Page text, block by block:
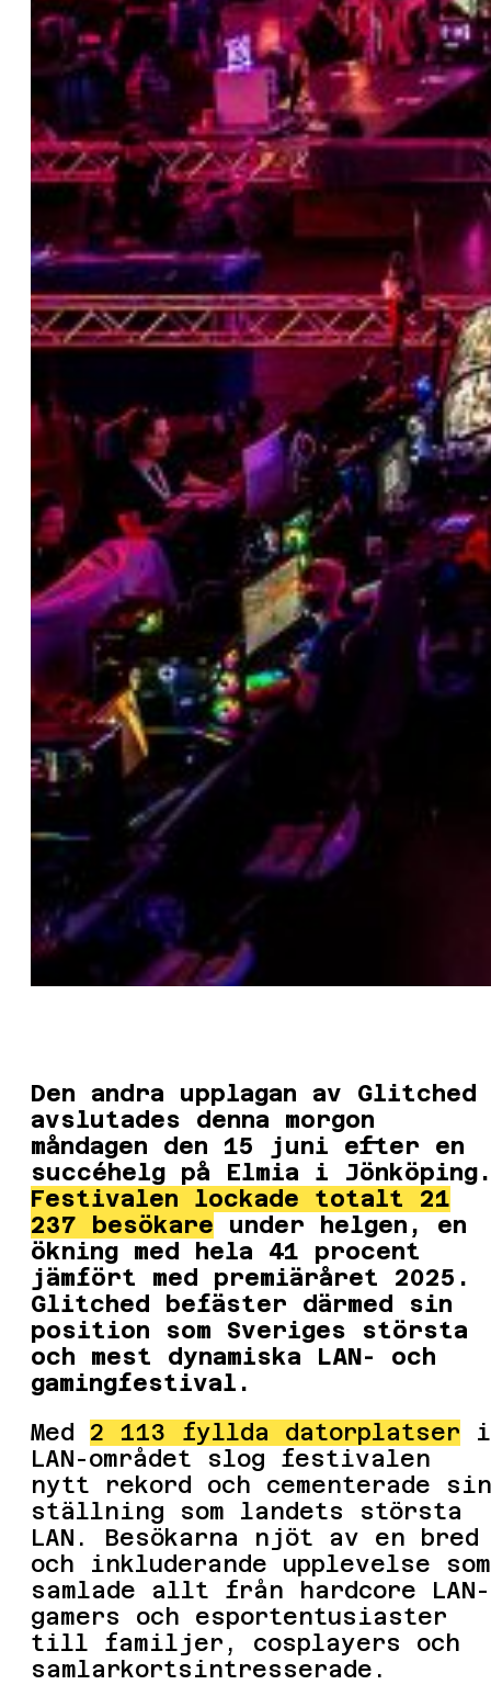
Den andra upplagan av Glitched
avslutades denna morgon
måndagen den 15 juni efter en
succéhelg på Elmia i Jönköping.
Festivalen lockade totalt 21
237 besökare under helgen, en
ökning med hela 41 procent
jämfört med premiäråret 2025.
Glitched befäster därmed sin
position som Sveriges största
och mest dynamiska LAN- och
gamingfestival.
Med 2 113 fyllda datorplatser i
LAN-området slog festivalen
nytt rekord och cementerade sin
ställning som landets största
LAN. Besökarna njöt av en bred
och inkluderande upplevelse som
samlade allt från hardcore LAN-
gamers och esportentusiaster
till familjer, cosplayers och
samlarkortsintresserade.